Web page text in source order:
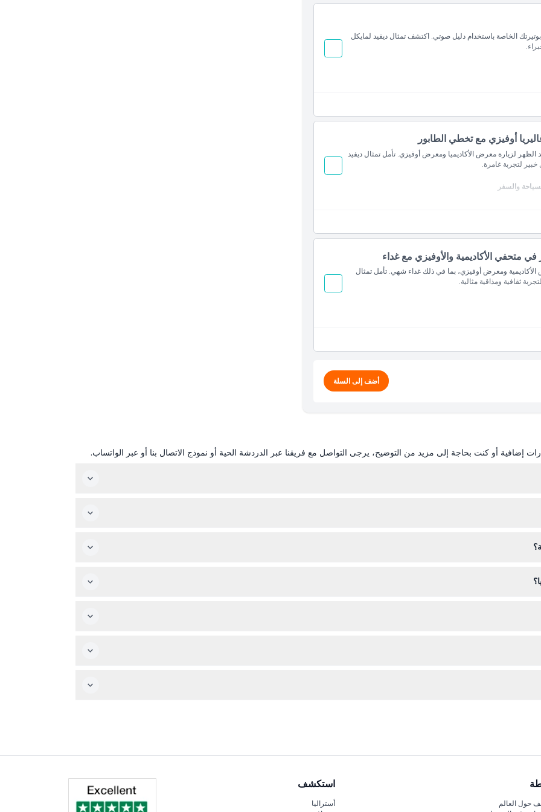
وتجاوز طابور الدخول العام)
الخاصة باستخدام دليل صوتي. اكتشف تمثال ديفيد لمايكل
مضمون وتجاوز طابور الدخول العام)
/ الإيطالية
أوفيزي مع تخطي الطابور
لزيارة معرض الأكاديميا ومعرض أوفيزي. تأمل تمثال ديفيد
لتجربة غامرة.
والسفر
قبل زيارتك
متحفي الأكاديمية والأوفيزي مع غداء
ومعرض أوفيزي، بما في ذلك غداء شهي. تأمل تمثال
ثقافية ومذاقية مثالية.
أضف إلى السلة
إضافية أو كنت بحاجة إلى مزيد من التوضيح، يرجى التواصل مع فريقنا عبر الدردشة الحية أو نموذج الاتصال بنا أو عبر الواتساب.
حول العالم
استكشف
أستراليا